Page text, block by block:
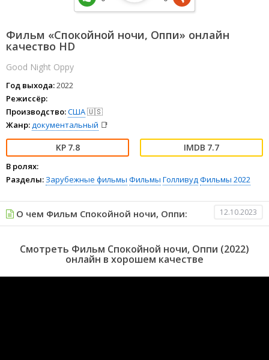
Фильм «Спокойной ночи, Оппи» онлайн
качество HD
Good Night Oppy
Год выхода:2022
Режиссёр:
Производство:США🇺🇸
Жанр:документальный 📑
7.8 7.7
В ролях:
Разделы: Зарубежные фильмы Фильмы ГолливудФильмы 2022
О чем Фильм Спокойной ночи, Оппи: 12.10.2023
Смотреть Фильм Спокойной ночи, Оппи (2022)
онлайн в хорошем качестве